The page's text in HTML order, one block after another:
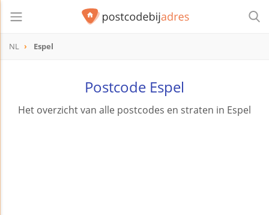
NL Espel
Postcode Espel
Het overzicht van alle postcodes en straten in Espel